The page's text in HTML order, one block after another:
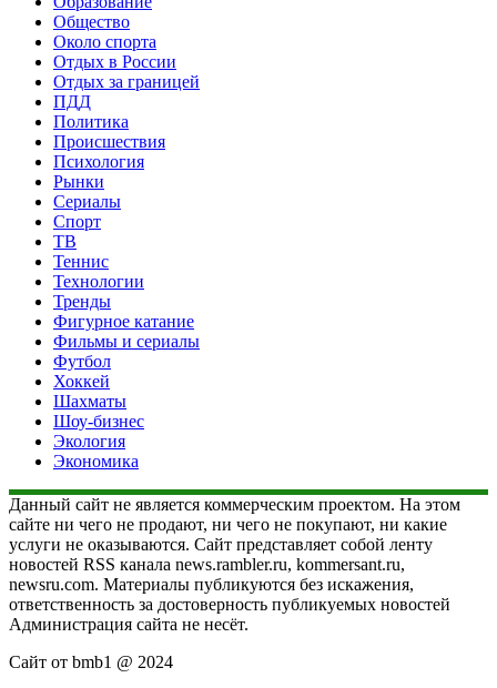
Общество
Около спорта
Отдых в России
Отдых за границей
ПДД
Политика
Происшествия
Психология
Рынки
Сериалы
Спорт
ТВ
Теннис
Технологии
Тренды
Фигурное катание
Фильмы и сериалы
Футбол
Хоккей
Шахматы
Шоу-бизнес
Экология
Экономика
Данный сайт не является коммерческим проектом. На этом
сайте ни чего не продают, ни чего не покупают, ни какие
услуги не оказываются. Сайт представляет собой ленту
новостей RSS канала news.rambler.ru, kommersant.ru,
newsru.com. Материалы публикуются без искажения,
ответственность за достоверность публикуемых новостей
Администрация сайта не несёт.
Сайт от bmb1 @ 2024